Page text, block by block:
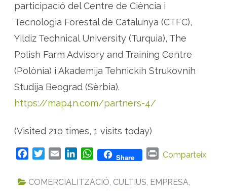
participació del Centre de Ciència i
Tecnologia Forestal de Catalunya (CTFC),
Yildiz Technical University (Turquia), The
Polish Farm Advisory and Training Centre
(Polònia) i Akademija Tehnickih Strukovnih
Studija Beograd (Sèrbia).
https://map4n.com/partners-4/
(Visited 210 times, 1 visits today)
c
i
a
n
W
a
Share
PComparteix
COMERCIALITZACIÓ, CULTIUS, EMPRESA,